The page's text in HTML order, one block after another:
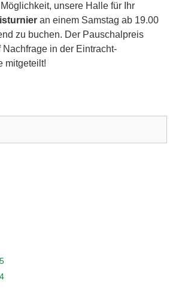
unsere Halle für Ihr
an einem Samstag ab 19.00
zu buchen. Der Pauschalpreis
Nachfrage in der Eintracht-
mitgeteilt!